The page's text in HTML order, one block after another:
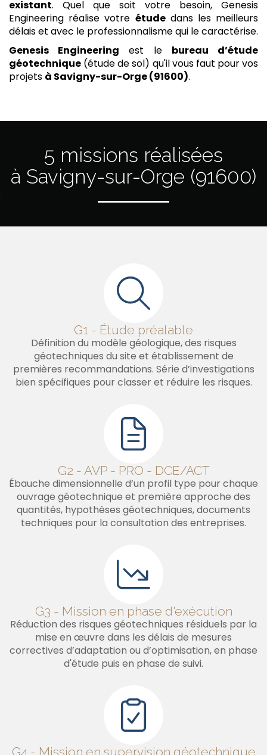
existant. Quel que soit votre besoin, Genesis
Engineering réalise votre étudedans les meilleurs
délais et avec le professionnalisme qui le caractérise.
Genesis Engineering est le bureau d’étude
géotechnique (étude de sol) qu'il vous faut pour vos
projets à Savigny-sur-Orge (91600).
5 missions réalisées
à Savigny-sur-Orge (91600)
G1 - Étude préalable
Définition du modèle géologique, des risques
géotechniques du site et établissement de
premières recommandations. Série d’investigations
bien spécifiques pour classer et réduire les risques.
G2 - AVP - PRO - DCE/ACT
Ébauche dimensionnelle d’un profil type pour chaque
ouvrage géotechnique et première approche des
quantités, hypothèses géotechniques, documents
techniques pour la consultation des entreprises.
G3 - Mission en phase d'exécution
Réduction des risques géotechniques résiduels par la
mise en œuvre dans les délais de mesures
correctives d’adaptation ou d’optimisation, en phase
d'étude puis en phase de suivi.
G4 - Mission en supervision géotechnique